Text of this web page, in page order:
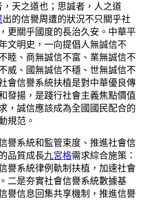
，天之道也；思誠者，人之道
出的信譽周遭的狀況不只關乎社
更關乎國度的長治久安。中華平
文明史，一向提倡人無誠信不
睦、商無誠信不富、業無誠信不
威、國無誠信不穩、世無誠信不
會信譽系統扶植是對中華優良傳
發揚，是踐行社會主義焦點價值
，誠信應該成為全國國民配合的
規范。
譽系統和監管束度、推進社會信
品質成長九宮格需求綜合施策：
譽系統律例軌制扶植，加速社會
二是夯實社會信譽系統數據基
譽信息回集共享機制，推進信譽